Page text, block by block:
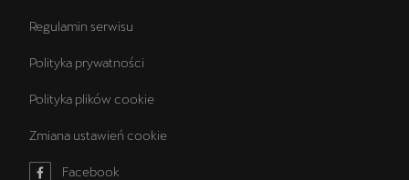
Regulamin serwisu
Polityka prywatności
Polityka plików cookie
Zmiana ustawień cookie
Facebook